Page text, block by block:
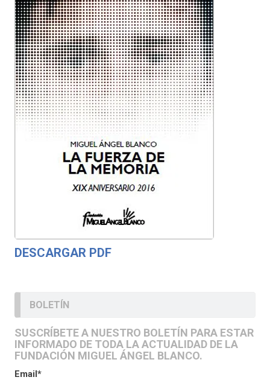
DESCARGAR PDF
BOLETÍN
SUSCRÍBETE A NUESTRO BOLETÍN PARA ESTAR
INFORMADO DE TODA LA ACTUALIDAD DE LA
FUNDACIÓN MIGUEL ÁNGEL BLANCO.
Email*